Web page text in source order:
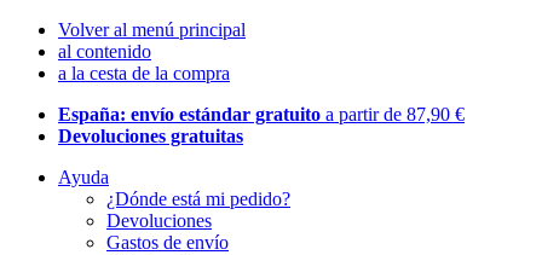
Volver al menú principal
al contenido
a la cesta de la compra
España: envío estándar gratuito a partir de 87,90 €
Devoluciones gratuitas
Ayuda
¿Dónde está mi pedido?
Devoluciones
Gastos de envío